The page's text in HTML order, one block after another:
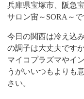
兵庫県宝塚市、阪急
サロン宙～SORA～で
今日の関西は冷え込
の調子は大丈夫です
マイコプラズマやイ
うがいいつもよりも
さい。